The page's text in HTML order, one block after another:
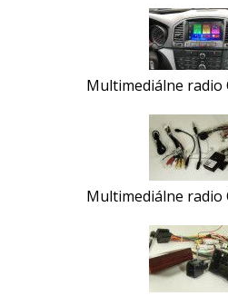
Multimediálne radio
Multimediálne radio